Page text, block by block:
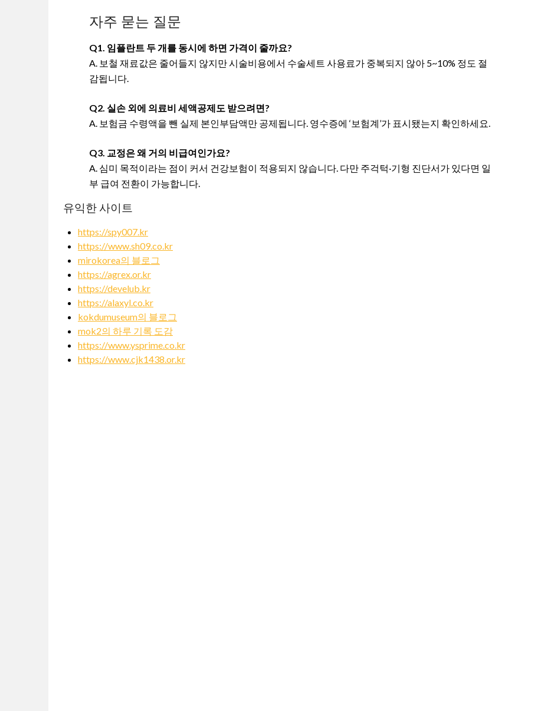
자주 묻는 질문
Q1. 임플란트 두 개를 동시에 하면 가격이 줄까요?
A. 보철 재료값은 줄어들지 않지만 시술비용에서 수술세트 사용료가 중복되지 않아 5~10% 정도 절
감됩니다.
Q2. 실손 외에 의료비 세액공제도 받으려면?
A. 보험금 수령액을 뺀 실제 본인부담액만 공제됩니다. 영수증에 ‘보험계’가 표시됐는지 확인하세요.
Q3. 교정은 왜 거의 비급여인가요?
A. 심미 목적이라는 점이 커서 건강보험이 적용되지 않습니다. 다만 주걱턱·기형 진단서가 있다면 일
부 급여 전환이 가능합니다.
유익한 사이트
https://spy007.kr
https://www.sh09.co.kr
mirokorea의 블로그
https://agrex.or.kr
https://develub.kr
https://alaxyl.co.kr
kokdumuseum의 블로그
mok2의 하루 기록 도감
https://www.ysprime.co.kr
https://www.cjk1438.or.kr